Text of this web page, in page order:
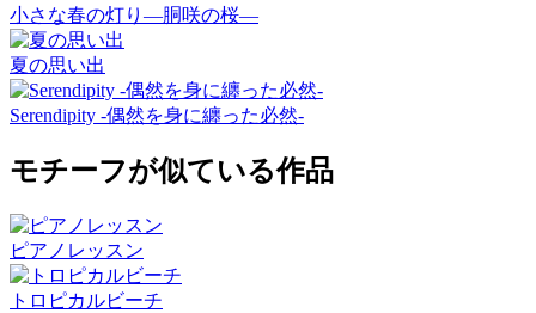
小さな春の灯り―胴咲の桜―
夏の思い出
Serendipity -偶然を身に纏った必然-
モチーフが似ている作品
ピアノレッスン
トロピカルビーチ